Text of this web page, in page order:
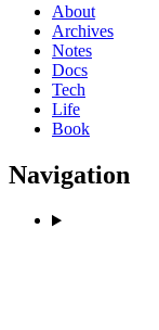
About
Archives
Notes
Docs
Tech
Life
Book
Navigation